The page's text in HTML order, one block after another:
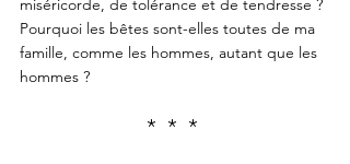
miséricorde, de tolérance et de tendresse ?
Pourquoi les bêtes sont-elles toutes de ma
famille, comme les hommes, autant que les
hommes ?
*  *  *